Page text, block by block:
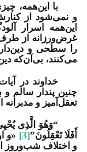
با این‌همه،
و نمی‌شود از
این‌همه اسرار
غرض‌ورزانه از
را سطحی و
می‌کنند، بی‌آن‌که
خداوند در
چنین پندار سالم
تعقل‌آمیز و
“وَهُوَ الَّذِی
أَفَلَا تَعْقِلُونَ”[3] «و
و اختلاف شب‌وروز